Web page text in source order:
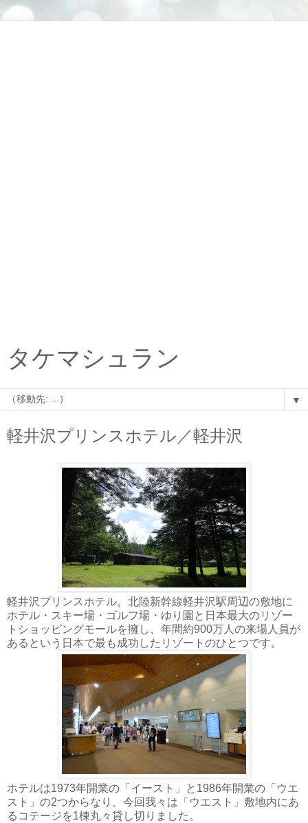
タケマシュラン
▼
軽井沢プリンスホテル／軽井沢
軽井沢プリンスホテル。北陸新幹線軽井沢駅周辺の敷地に
ホテル・スキー場・ゴルフ場・ゆり園と日本最大のリゾー
トショッピングモールを擁し、年間約900万人の来場人員が
あるという日本で最も成功したリゾートのひとつです。
ホテルは1973年開業の「イースト」と1986年開業の「ウエ
スト」の2つからなり、今回我々は「ウエスト」敷地内にあ
るコテージを1棟丸々貸し切りました。